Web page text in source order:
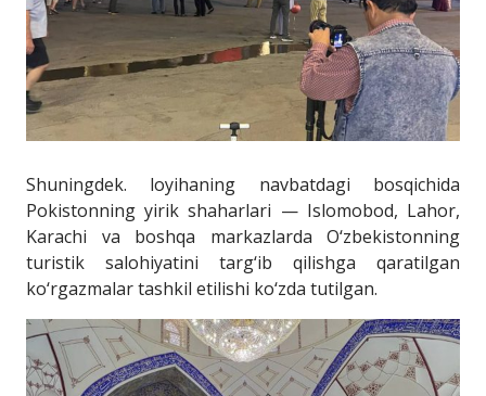
Shuningdek. loyihaning navbatdagi bosqichida
Pokistonning yirik shaharlari — Islomobod, Lahor,
Karachi va boshqa markazlarda O‘zbekistonning
turistik salohiyatini targ‘ib qilishga qaratilgan
ko‘rgazmalar tashkil etilishi ko‘zda tutilgan.